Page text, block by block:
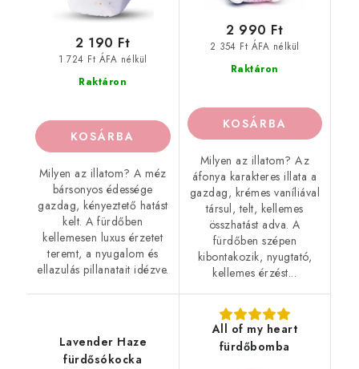
Raktáron
1 724 Ft ÁFA nélkül
2 190 Ft
KOSÁRBA
Milyen az illatom? A méz
bársonyos édessége
gazdag, kényeztető hatást
kelt. A fürdőben
kellemesen luxus érzetet
teremt, a nyugalom és
ellazulás pillanatait idézve.
Raktáron
2 354 Ft ÁFA nélkül
2 990 Ft
KOSÁRBA
Milyen az illatom? Az
áfonya karakteres illata a
gazdag, krémes vaníliával
társul, telt, kellemes
összhatást adva. A
fürdőben szépen
kibontakozik, nyugtató,
kellemes érzést...
Lavender Haze
fürdősókocka
All of my heart
fürdőbomba